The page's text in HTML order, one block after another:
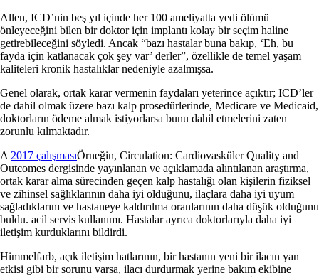
Allen, ICD’nin beş yıl içinde her 100 ameliyatta yedi ölümü
önleyeceğini bilen bir doktor için implantı kolay bir seçim haline
getirebileceğini söyledi. Ancak “bazı hastalar buna bakıp, ‘Eh, bu
fayda için katlanacak çok şey var’ derler”, özellikle de temel yaşam
kaliteleri kronik hastalıklar nedeniyle azalmışsa.
Genel olarak, ortak karar vermenin faydaları yeterince açıktır; ICD’ler
de dahil olmak üzere bazı kalp prosedürlerinde, Medicare ve Medicaid,
doktorların ödeme almak istiyorlarsa bunu dahil etmelerini zaten
zorunlu kılmaktadır.
A 2017 çalışmasıÖrneğin, Circulation: Cardiovasküler Quality and
Outcomes dergisinde yayınlanan ve açıklamada alıntılanan araştırma,
ortak karar alma sürecinden geçen kalp hastalığı olan kişilerin fiziksel
ve zihinsel sağlıklarının daha iyi olduğunu, ilaçlara daha iyi uyum
sağladıklarını ve hastaneye kaldırılma oranlarının daha düşük olduğunu
buldu. acil servis kullanımı. Hastalar ayrıca doktorlarıyla daha iyi
iletişim kurduklarını bildirdi.
Himmelfarb, açık iletişim hatlarının, bir hastanın yeni bir ilacın yan
etkisi gibi bir sorunu varsa, ilacı durdurmak yerine bakım ekibine